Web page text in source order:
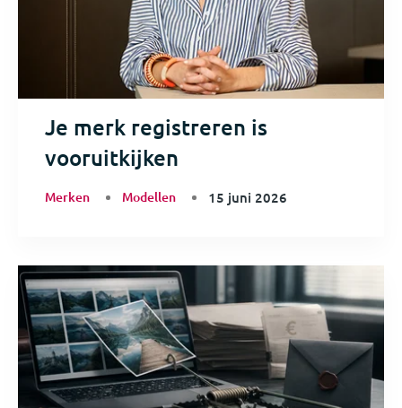
Je merk registreren is
vooruitkijken
Merken Modellen 15 juni 2026